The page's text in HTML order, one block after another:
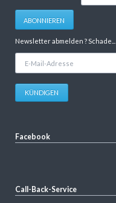
Adresse
ABONNIEREN
Newsletter abmelden ? Schade...
KÜNDIGEN
Facebook
Call-Back-Service